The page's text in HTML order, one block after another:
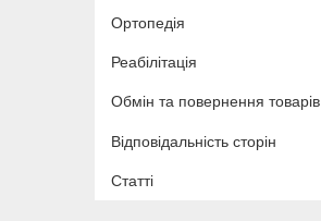
Ортопедія
Реабілітація
Обмін та повернення товарів
Відповідальність сторін
Статті